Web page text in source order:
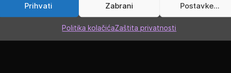
Prihvati Zabrani Postavke...
Politika kolačićaZaštita privatnosti